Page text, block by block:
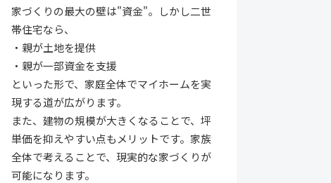
家づくりの最大の壁は"資金"。しかし二世
帯住宅なら、
・親が土地を提供
・親が一部資金を支援
といった形で、家庭全体でマイホームを実
現する道が広がります。
また、建物の規模が大きくなることで、坪
単価を抑えやすい点もメリットです。家族
全体で考えることで、現実的な家づくりが
可能になります。